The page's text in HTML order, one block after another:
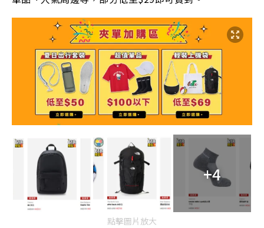
+4
點擊圖片放大